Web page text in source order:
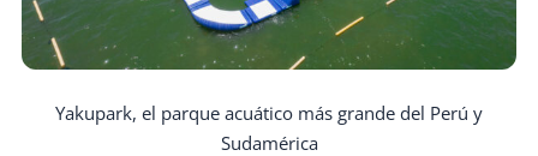
Yakupark, el parque acuático más grande del Perú y
Sudamérica